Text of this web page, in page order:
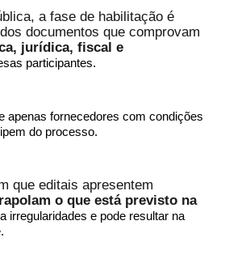
a fase de habilitação é
documentos que comprovam
jurídica, fiscal e
participantes.
apenas fornecedores com condições
do processo.
que editais apresentem
o que está previsto na
irregularidades e pode resultar na